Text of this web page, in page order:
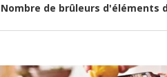
Nombre de brûleurs d'éléments